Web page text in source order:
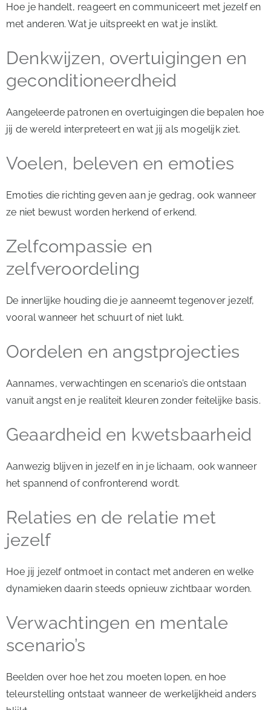
Hoe je handelt, reageert en communiceert met jezelf en
met anderen. Wat je uitspreekt en wat je inslikt.
Denkwijzen, overtuigingen en
geconditioneerdheid
Aangeleerde patronen en overtuigingen die bepalen hoe
jij de wereld interpreteert en wat jij als mogelijk ziet.
Voelen, beleven en emoties
Emoties die richting geven aan je gedrag, ook wanneer
ze niet bewust worden herkend of erkend.
Zelfcompassie en
zelfveroordeling
De innerlijke houding die je aanneemt tegenover jezelf,
vooral wanneer het schuurt of niet lukt.
Oordelen en angstprojecties
Aannames, verwachtingen en scenario’s die ontstaan
vanuit angst en je realiteit kleuren zonder feitelijke basis.
Geaardheid en kwetsbaarheid
Aanwezig blijven in jezelf en in je lichaam, ook wanneer
het spannend of confronterend wordt.
Relaties en de relatie met
jezelf
Hoe jij jezelf ontmoet in contact met anderen en welke
dynamieken daarin steeds opnieuw zichtbaar worden.
Verwachtingen en mentale
scenario’s
Beelden over hoe het zou moeten lopen, en hoe
teleurstelling ontstaat wanneer de werkelijkheid anders